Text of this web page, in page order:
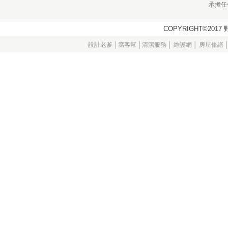
承擔
設計老爹 窩客幫 清潔服務 維護網 房屋修繕